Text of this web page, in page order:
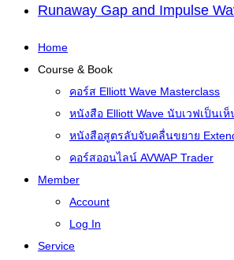
Runaway Gap and Impulse
Home
Course & Book
คอร์ส Elliott Wave Masterclass
หนังสือ Elliott Wave นับเวฟเป็นเ
หนังสือสูตรลับจับคลื่นขยาย
คอร์สออนไลน์ AVWAP Trader
Member
Account
Log In
Service